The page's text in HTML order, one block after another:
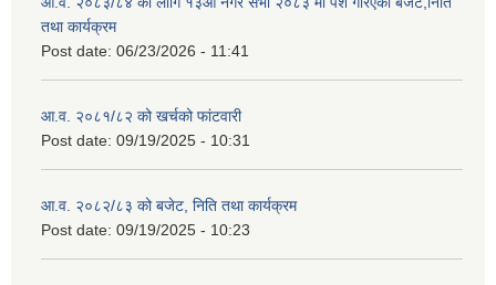
तथा कार्यक्रम
Post date: 06/23/2026 - 11:41
आ.व. २०८१/८२ को खर्चको फांटवारी
Post date: 09/19/2025 - 10:31
आ.व. २०८२/८३ को बजेट, निति तथा कार्यक्रम
Post date: 09/19/2025 - 10:23